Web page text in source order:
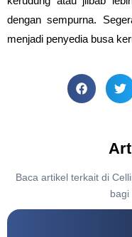
dengan sempurna.
menjadi penyedia busa
Baca artikel terkait di
bagi